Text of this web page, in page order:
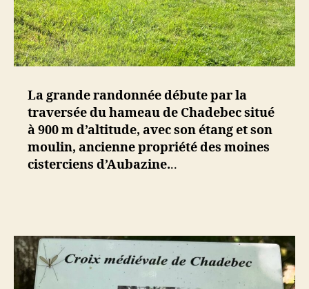
La grande randonnée débute par la
traversée du hameau de Chadebec situé
à 900 m d’altitude, avec son étang et son
moulin, ancienne propriété des moines
cisterciens d’Aubazine...